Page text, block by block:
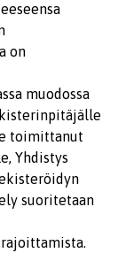
on
muodossa
toimittanut
Yhdistys
suoritetaan